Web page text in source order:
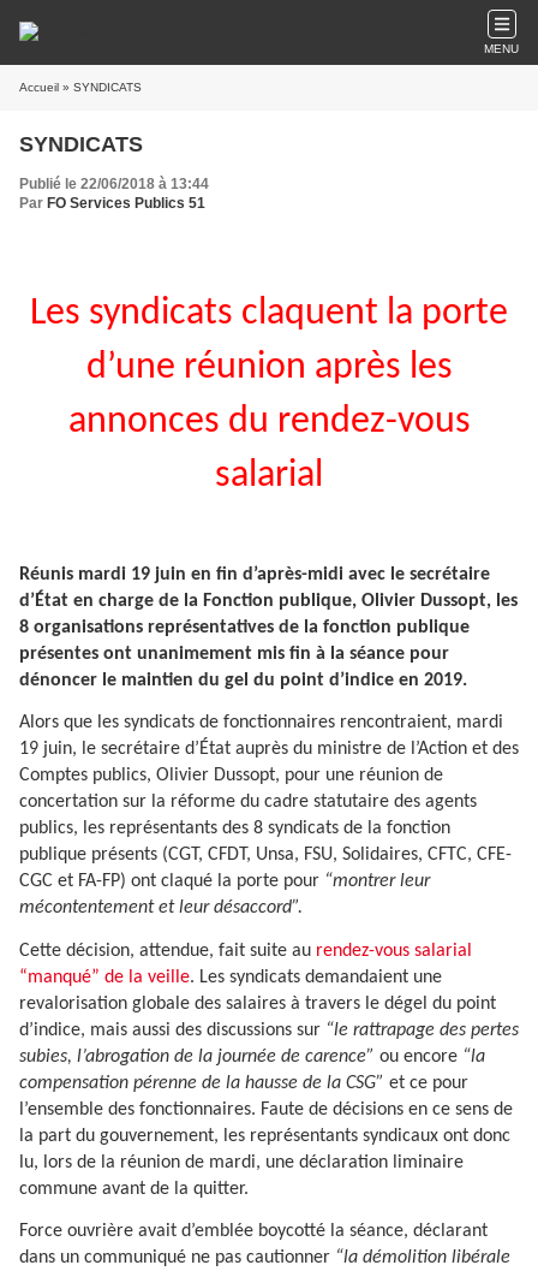
MENU
Accueil » SYNDICATS
SYNDICATS
Publié le 22/06/2018 à 13:44
Par FO Services Publics 51
Les syndicats claquent la porte
d’une réunion après les
annonces du rendez-vous
salarial
Réunis mardi 19 juin en fin d’après-midi avec le secrétaire
d’État en charge de la Fonction publique, Olivier Dussopt, les
8 organisations représentatives de la fonction publique
présentes ont unanimement mis fin à la séance pour
dénoncer le maintien du gel du point d’indice en 2019.
Alors que les syndicats de fonctionnaires rencontraient, mardi
19 juin, le secrétaire d’État auprès du ministre de l’Action et des
Comptes publics, Olivier Dussopt, pour une réunion de
concertation sur la réforme du cadre statutaire des agents
publics, les représentants des 8 syndicats de la fonction
publique présents (CGT, CFDT, Unsa, FSU, Solidaires, CFTC, CFE-
CGC et FA-FP) ont claqué la porte pour “montrer leur
mécontentement et leur désaccord”.
Cette décision, attendue, fait suite au rendez-vous salarial
“manqué” de la veille. Les syndicats demandaient une
revalorisation globale des salaires à travers le dégel du point
d’indice, mais aussi des discussions sur “le rattrapage des pertes
subies, l’abrogation de la journée de carence” ou encore “la
compensation pérenne de la hausse de la CSG” et ce pour
l’ensemble des fonctionnaires. Faute de décisions en ce sens de
la part du gouvernement, les représentants syndicaux ont donc
lu, lors de la réunion de mardi, une déclaration liminaire
commune avant de la quitter.
Force ouvrière avait d’emblée boycotté la séance, déclarant
dans un communiqué ne pas cautionner “la démolition libérale